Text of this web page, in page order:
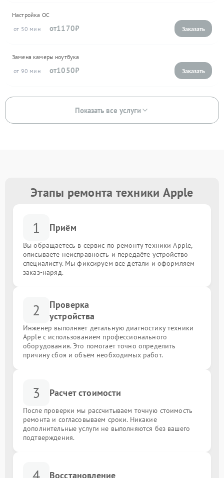
Настройка ОС
50
1170
Замена камеры ноутбука
90
1050
Показать все услуги
Этапы ремонта техники Apple
1 Приём
Вы обращаетесь в сервис по ремонту техники Apple,
описываете неисправность и передаёте устройство
специалисту. Мы фиксируем все детали и оформляем
заказ-наряд.
2
Проверка
устройства
Инженер выполняет детальную диагностику техники
Apple с использованием профессионального
оборудования. Это помогает точно определить
причину сбоя и объём необходимых работ.
3 Расчет стоимости
После проверки мы рассчитываем точную стоимость
ремонта и согласовываем сроки. Никакие
дополнительные услуги не выполняются без вашего
подтверждения.
Восстановление